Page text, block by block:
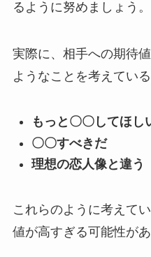
るように努めましょう。
実際に、相手への期待
ようなことを考えてい
もっと〇〇してほし
〇〇すべきだ
理想の恋人像と違う
これらのように考えて
値が高すぎる可能性があ